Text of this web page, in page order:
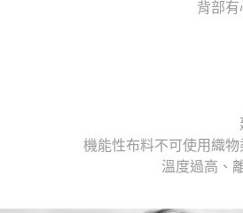
背部
機能性布料不可使用織
溫度過高、